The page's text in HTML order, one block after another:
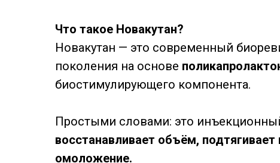
Что такое Новакутан?
Новакутан — это современный
поколения на основе
биостимулирующего компонента.
Простыми словами: это
восстанавливает объём,
омоложение.